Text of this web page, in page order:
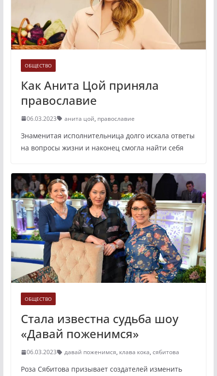
ОБЩЕСТВО
Как Анита Цой приняла
православие
06.03.2023 анита цой, православие
Знаменитая исполнительница долго искала ответы
на вопросы жизни и наконец смогла найти себя
ОБЩЕСТВО
Стала известна судьба шоу
«Давай поженимся»
06.03.2023 давай поженимся, клава кока, сябитова
Роза Сябитова призывает создателей изменить